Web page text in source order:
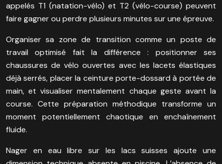
appelés T1 (natation-vélo) et T2 (vélo-course) peuvent
faire gagner ou perdre plusieurs minutes sur une épreuve.
Organiser sa zone de transition comme un poste de
travail optimisé fait la différence : positionner ses
chaussures de vélo ouvertes avec les lacets élastiques
déjà serrés, placer la ceinture porte-dossard à portée de
main, et visualiser mentalement chaque geste avant la
course. Cette préparation méthodique transforme un
moment potentiellement chaotique en enchaînement
fluide.
Nager en eau libre sur les lacs suisses ajoute une